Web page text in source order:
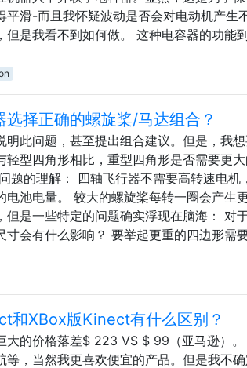
平滑-而且我怀疑波动是否会对电动机产生
但是我看不到如何做。 这种电容器的功能
择正确的螺旋桨/马达组合？
明此问题，甚至提出组合建议。但是，我
轻型四角形相比，重型四角形是否需要更
题的理解： 四轴飞行器不需要高转速电
电池电量。 较大的螺旋桨每转一圈会产生
但是一些特定的问题确实浮现在脑海： 对
寸会有什么影响？ 要举起更重的四边形需
和XBox版Kinect有什么区别？
大的价格落差$ 223 VS $ 99（亚马逊）
等，当然我更喜欢便宜的产品。但是我不